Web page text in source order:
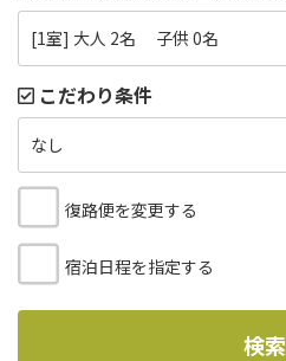
[1室] 大人 2名 子供 0名
こだわり条件
なし
復路便を変更する
宿泊日程を指定する
検索